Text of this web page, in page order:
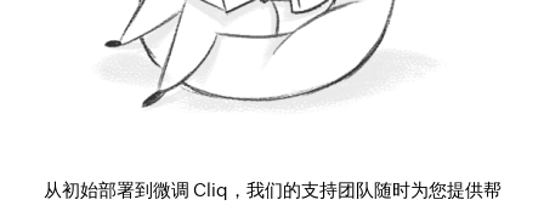
从初始部署到微调 Cliq，我们的支持团队随时为您提供帮